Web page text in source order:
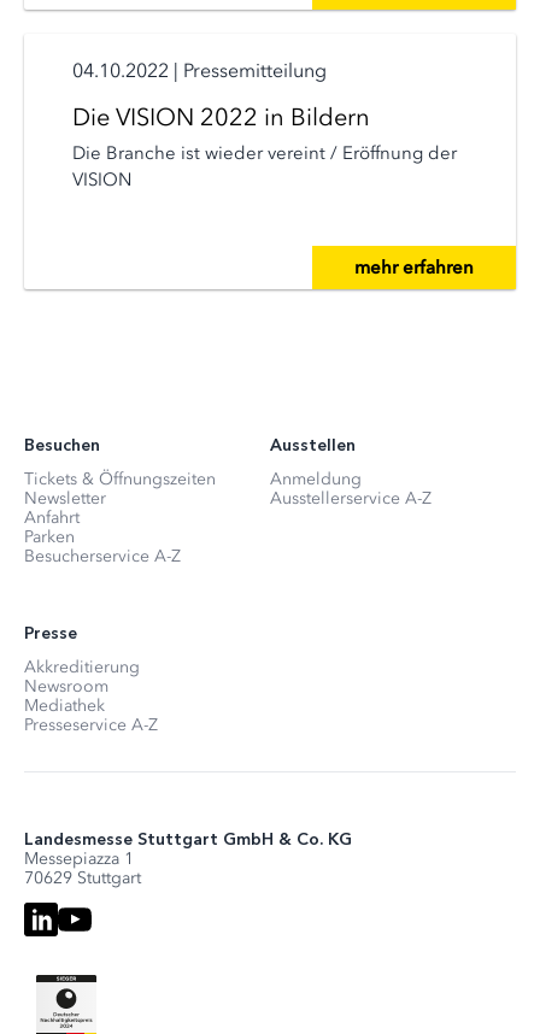
04.10.2022 | Pressemitteilung
Die VISION 2022 in Bildern
Die Branche ist wieder vereint / Eröffnung der
VISION
mehr erfahren
Besuchen
Tickets & Öffnungszeiten
Newsletter
Anfahrt
Parken
Besucherservice A-Z
Ausstellen
Anmeldung
Ausstellerservice A-Z
Presse
Akkreditierung
Newsroom
Mediathek
Presseservice A-Z
Landesmesse Stuttgart GmbH & Co. KG
Messepiazza 1
70629 Stuttgart